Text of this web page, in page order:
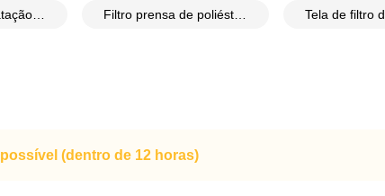
(dentro de 12 horas)